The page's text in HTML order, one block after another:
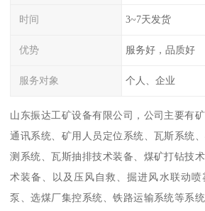
时间 3~7天发货
优势 服务好，品质好
服务对象 个人、企业
山东振达工矿设备有限公司，公司主要有
通讯系统、矿用人员定位系统、瓦斯系统
测系统、瓦斯抽排技术装备、煤矿打钻技
术装备、以及压风自救、掘进风水联动喷
泵、选煤厂集控系统、铁路运输系统等系